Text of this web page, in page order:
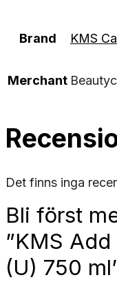
Brand KMS
Merchant
Det finns inga
Bli först
”KMS
(U) 750